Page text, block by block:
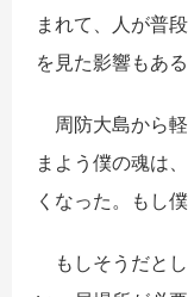
まれて、人が普
を見た影響もある
周防大島から
まよう僕の魂は
くなった。もし
もしそうだと